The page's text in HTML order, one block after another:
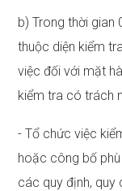
b) Trong thời gian
thuộc diện kiểm
việc đối với mặt
kiểm tra có trách
- Tổ chức việc
hoặc công bố
các quy định, quy